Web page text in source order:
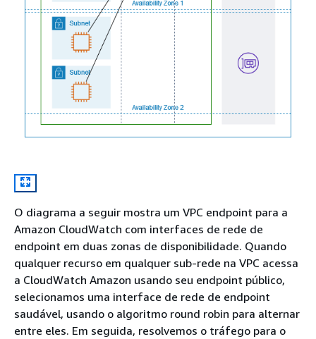
O diagrama a seguir mostra um VPC endpoint para a
Amazon CloudWatch com interfaces de rede de
endpoint em duas zonas de disponibilidade. Quando
qualquer recurso em qualquer sub-rede na VPC acessa
a CloudWatch Amazon usando seu endpoint público,
selecionamos uma interface de rede de endpoint
saudável, usando o algoritmo round robin para alternar
entre eles. Em seguida, resolvemos o tráfego para o